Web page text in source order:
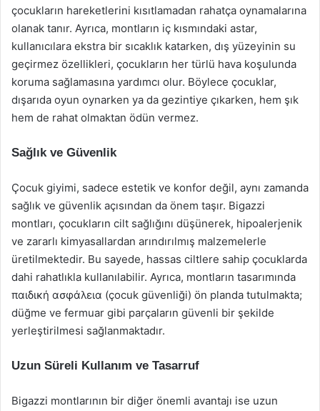
çocukların hareketlerini kısıtlamadan rahatça oynamalarına
olanak tanır. Ayrıca, montların iç kısmındaki astar,
kullanıcılara ekstra bir sıcaklık katarken, dış yüzeyinin su
geçirmez özellikleri, çocukların her türlü hava koşulunda
koruma sağlamasına yardımcı olur. Böylece çocuklar,
dışarıda oyun oynarken ya da gezintiye çıkarken, hem şık
hem de rahat olmaktan ödün vermez.
Sağlık ve Güvenlik
Çocuk giyimi, sadece estetik ve konfor değil, aynı zamanda
sağlık ve güvenlik açısından da önem taşır. Bigazzi
montları, çocukların cilt sağlığını düşünerek, hipoalerjenik
ve zararlı kimyasallardan arındırılmış malzemelerle
üretilmektedir. Bu sayede, hassas ciltlere sahip çocuklarda
dahi rahatlıkla kullanılabilir. Ayrıca, montların tasarımında
παιδική ασφάλεια (çocuk güvenliği) ön planda tutulmakta;
düğme ve fermuar gibi parçaların güvenli bir şekilde
yerleştirilmesi sağlanmaktadır.
Uzun Süreli Kullanım ve Tasarruf
Bigazzi montlarının bir diğer önemli avantajı ise uzun